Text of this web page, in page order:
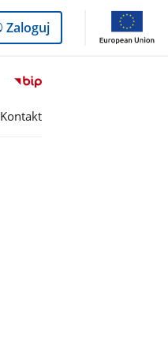
Logowanie
do
Zaloguj
Przejdź
serwisu
Kontakt